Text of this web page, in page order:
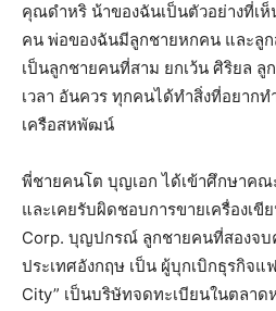
คุณดำหริ น้าของฉันเป็นตัวอย่างที่เ
คน พ่อของฉันมีลูกชายหกคน และลู
เป็นลูกชายคนที่สาม ยกเว้น ศิริยล
เวลา อันควร ทุกคนได้ทำสิ่งที่อยาก
เครือสหพัฒน์
พี่ชายคนโต บุญเอก ได้เข้าศึกษาคณ
และเคยรับผิดชอบการขายเครื่องเขี
Corp. บุญปกรณ์ ลูกชายคนที่สองจบ
ประเทศอังกฤษ เป็น ผู้บุกเบิกธุรกิจ
City” เป็นบริษัทจดทะเบียนในตลาด